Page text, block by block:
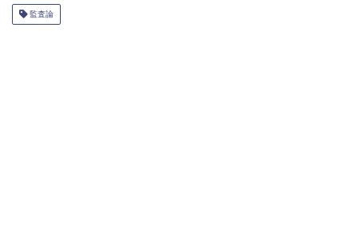
監査論